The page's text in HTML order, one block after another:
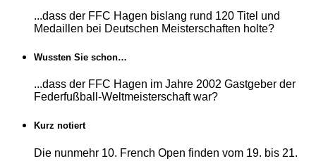
...dass der FFC Hagen bislang rund 120 Titel und
Medaillen bei Deutschen Meisterschaften holte?
Wussten Sie schon…
...dass der FFC Hagen im Jahre 2002 Gastgeber der
Federfußball-Weltmeisterschaft war?
Kurz notiert
Die nunmehr 10. French Open finden vom 19. bis 21.